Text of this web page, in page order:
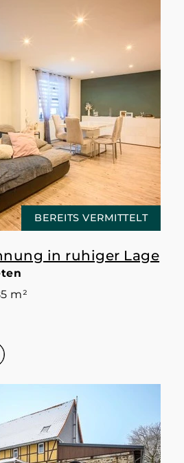
BEREITS VERMITTELT
in ruhiger Lage
m²